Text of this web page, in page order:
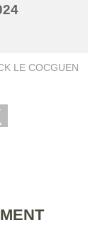
LE COCGUEN